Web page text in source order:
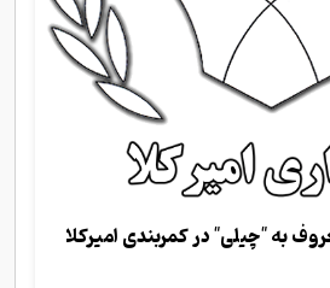
به "چیلی" در کمربندی امیرکلا